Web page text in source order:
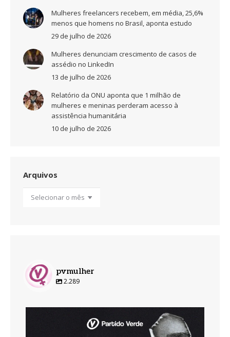
Mulheres freelancers recebem, em média, 25,6%
menos que homens no Brasil, aponta estudo
29 de julho de 2026
Mulheres denunciam crescimento de casos de
assédio no LinkedIn
13 de julho de 2026
Relatório da ONU aponta que 1 milhão de
mulheres e meninas perderam acesso à
assistência humanitária
10 de julho de 2026
Arquivos
pvmulher
2.289
Ago 7